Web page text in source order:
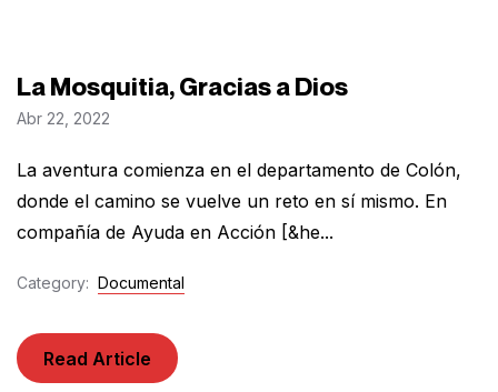
La Mosquitia, Gracias a Dios
Abr 22, 2022
La aventura comienza en el departamento de Colón,
donde el camino se vuelve un reto en sí mismo. En
compañía de Ayuda en Acción [&he...
Category: Documental
Read Article